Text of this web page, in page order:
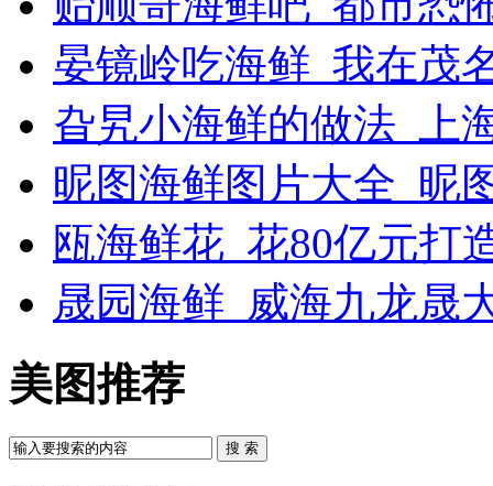
晏镜岭吃海鲜_我在茂
旮旯小海鲜的做法_上
昵图海鲜图片大全_昵
瓯海鲜花_花80亿元打
晟园海鲜_威海九龙晟
美图推荐
搜 索